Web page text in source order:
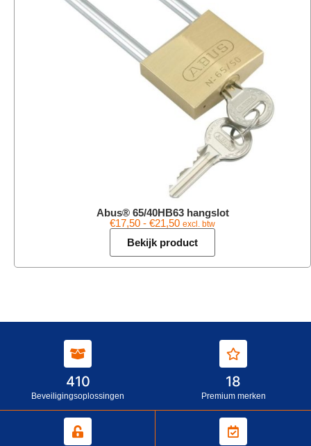
Abus® 65/40HB63 hangslot
€17,50 - €21,50 excl. btw
Bekijk product
410
Beveiligingsoplossingen
18
Premium merken